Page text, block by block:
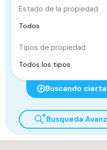
Estado de la propiedad
Todos
Tipos de propiedad
Todos los tipos
Buscando
Busqueda